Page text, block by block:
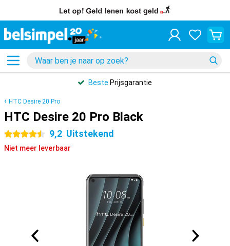
Beste Prijsgarantie
HTC Desire 20 Pro
HTC Desire 20 Pro Black
4.5 sterren 9,2 Uitstekend
Niet meer leverbaar